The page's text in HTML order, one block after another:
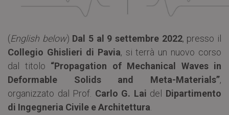
(English below) Dal 5 al 9 settembre 2022, presso il
Collegio Ghislieri di Pavia, si terrà un nuovo corso
dal titolo “Propagation of Mechanical Waves in
Deformable Solids and Meta-Materials”,
organizzato dal Prof. Carlo G. Lai del Dipartimento
di Ingegneria Civile e Architettura